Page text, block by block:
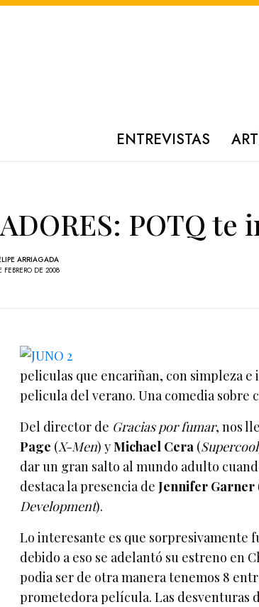
ENTREVISTAS
POTQ te
ARRIAGADA
FEBRERO DE 2008
peliculas que encariñan, con simpleza
pelicula del verano. Una comedia sobre
Del director de Gracias por fumar, nos
Page (X-Men) yMichael Cera (Supercool
dar un gran salto al mundo adulto
destaca la presencia deJennifer Garner
Development).
Lo interesante es que sorpresivamente
debido a eso se adelantó su estreno en
podia ser de otra manera tenemos 8
prometedora película. Las desventuras